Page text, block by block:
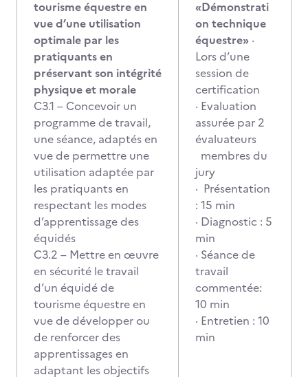
tourisme équestre en
vue d’une utilisation
optimale par les
pratiquants en
préservant son intégrité
physique et morale
C3.1 – Concevoir un
programme de travail,
une séance, adaptés en
vue de permettre une
utilisation adaptée par
les pratiquants en
respectant les modes
d’apprentissage des
équidés
C3.2 – Mettre en œuvre
en sécurité le travail
d’un équidé de
tourisme équestre en
vue de développer ou
de renforcer des
apprentissages en
adaptant les objectifs
«Démonstrati
on technique
équestre» ·
Lors d’une
session de
certification
· Evaluation
assurée par 2
évaluateurs
membres du
jury
· Présentation
: 15 min
· Diagnostic : 5
min
· Séance de
travail
commentée:
10 min
· Entretien : 10
min